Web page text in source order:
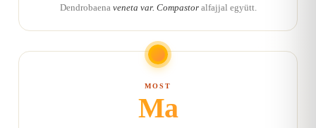
Dendrobaena veneta var. Compastoralfajjal együtt.
MOST
Ma